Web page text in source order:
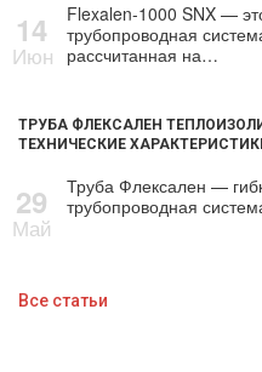
14
Июн
Flexalen-1000 SNX —
трубопроводная
рассчитанная на…
ТРУБА ФЛЕКСАЛЕН
ТЕХНИЧЕСКИЕ
29
Май
Труба Флексален —
трубопроводная
Все статьи